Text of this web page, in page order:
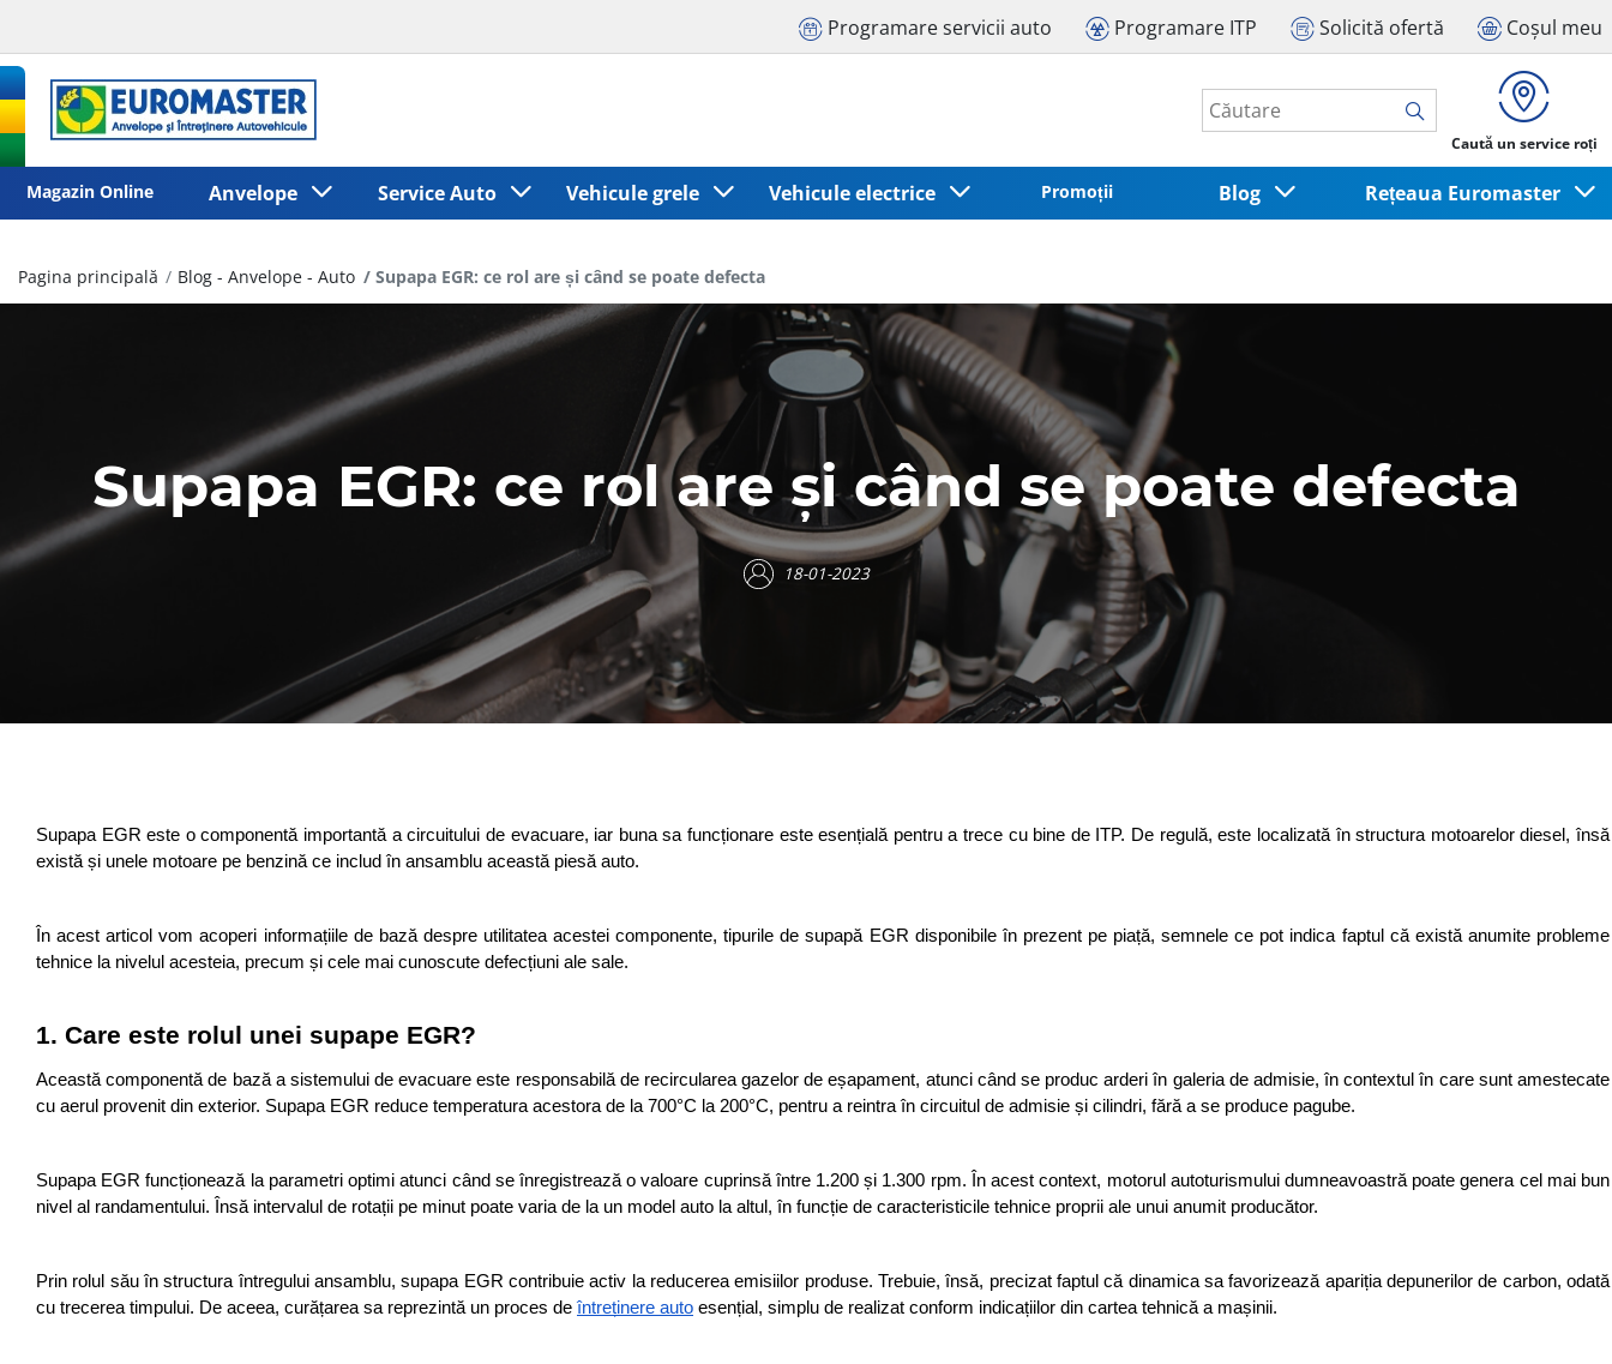
Programare servicii auto Programare ITP Solicită ofertă Coșul meu
Caută un service roți
Magazin Online Anvelope Service Auto Vehicule grele Vehicule electrice Promoții Blog Rețeaua Euromaster
Pagina principală Blog - Anvelope - Auto Supapa EGR: ce rol are și când se poate defecta
Supapa EGR: ce rol are și când se poate defecta
18-01-2023
Supapa EGR este o componentă importantă a circuitului de evacuare, iar buna sa funcționare este esențială pentru a trece cu bine de ITP. De regulă, este localizată în structura motoarelor diesel, însă
există și unele motoare pe benzină ce includ în ansamblu această piesă auto.
În acest articol vom acoperi informațiile de bază despre utilitatea acestei componente, tipurile de supapă EGR disponibile în prezent pe piață, semnele ce pot indica faptul că există anumite probleme
tehnice la nivelul acesteia, precum și cele mai cunoscute defecțiuni ale sale.
1. Care este rolul unei supape EGR?
Această componentă de bază a sistemului de evacuare este responsabilă de recircularea gazelor de eșapament, atunci când se produc arderi în galeria de admisie, în contextul în care sunt amestecate
cu aerul provenit din exterior. Supapa EGR reduce temperatura acestora de la 700°C la 200°C, pentru a reintra în circuitul de admisie și cilindri, fără a se produce pagube.
Supapa EGR funcționează la parametri optimi atunci când se înregistrează o valoare cuprinsă între 1.200 și 1.300 rpm. În acest context, motorul autoturismului dumneavoastră poate genera cel mai bun
nivel al randamentului. Însă intervalul de rotații pe minut poate varia de la un model auto la altul, în funcție de caracteristicile tehnice proprii ale unui anumit producător.
Prin rolul său în structura întregului ansamblu, supapa EGR contribuie activ la reducerea emisiilor produse. Trebuie, însă, precizat faptul că dinamica sa favorizează apariția depunerilor de carbon, odată
cu trecerea timpului. De aceea, curățarea sa reprezintă un proces de întreținere auto esențial, simplu de realizat conform indicațiilor din cartea tehnică a mașinii.